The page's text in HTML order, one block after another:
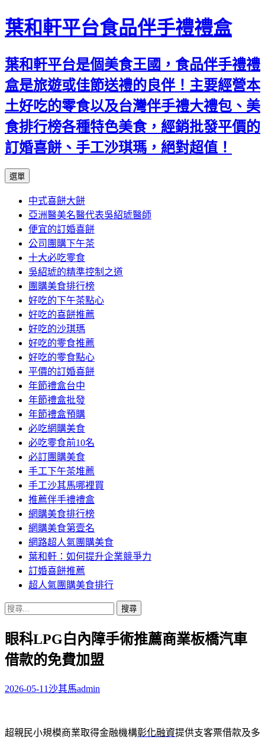
葉和軒平台食品伴手禮禮盒
葉和軒平台是個美食王國，食品伴手禮禮
盒是旅遊或佳節送禮的良伴！主要經營本
土好吃的零食以及台灣伴手禮大禮包、美
食排行榜各種特色美食，經銷批發平價的
訂婚喜餅、手工沙琪瑪，絕對超值！
選單
內
容
中式喜餅大餅
亞洲醫美名醫代表吳紹琥醫師
便宜的訂婚喜餅
公司團購下午茶
十大必吃零食
吳紹琥的精準控制之道
團購美食排行榜
好吃的下午茶點心
好吃的喜餅推薦
好吃的沙琪瑪
好吃的零食推薦
好吃的零食點心
平價的訂婚喜餅
年節禮盒台中
年節禮盒批發
年節禮盒預購
必吃網購美食
必吃零食前10名
必訂團購美食
手工下午茶堆薦
手工沙其馬哪裡買
推薦伴手禮禮盒
網購美食排行榜
網購美食第壹名
網路超人氣團購美食
葉和軒：如何提升企業競爭力
訂婚喜餅推薦
超人氣團購美食排行
搜
關
鍵
字:
眼科LPG白內障手術推薦商業板橋汽車
借款的免費加盟
2026-05-11沙其馬admin
超親民小規模商業取得金融機構彰化融資提供支客票借款及多